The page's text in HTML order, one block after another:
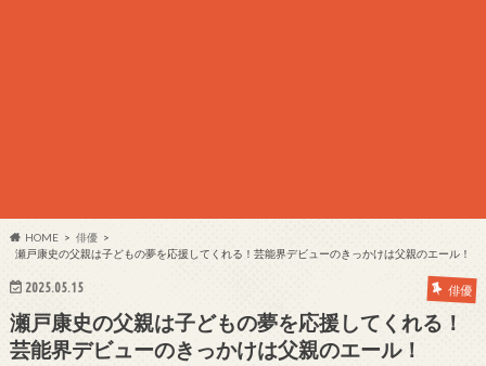
HOME
俳優
瀬戸康史の父親は子どもの夢を応援してくれる！芸能界デビューのきっかけは父親のエール！
2025.05.15 俳優
瀬戸康史の父親は子どもの夢を応援してくれる！
芸能界デビューのきっかけは父親のエール！